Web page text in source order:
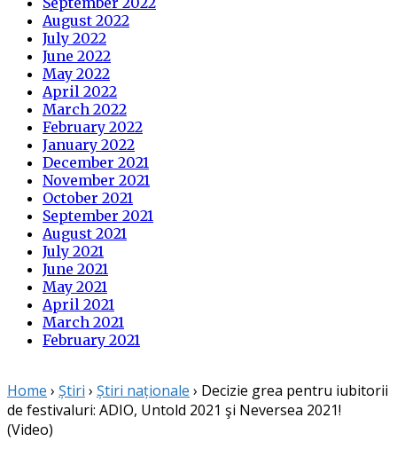
August 2022
July 2022
June 2022
May 2022
April 2022
March 2022
February 2022
January 2022
December 2021
November 2021
October 2021
September 2021
August 2021
July 2021
June 2021
May 2021
April 2021
March 2021
February 2021
Home › Știri › Știri naționale › Decizie grea pentru iubitorii
de festivaluri: ADIO, Untold 2021 şi Neversea 2021!
(Video)